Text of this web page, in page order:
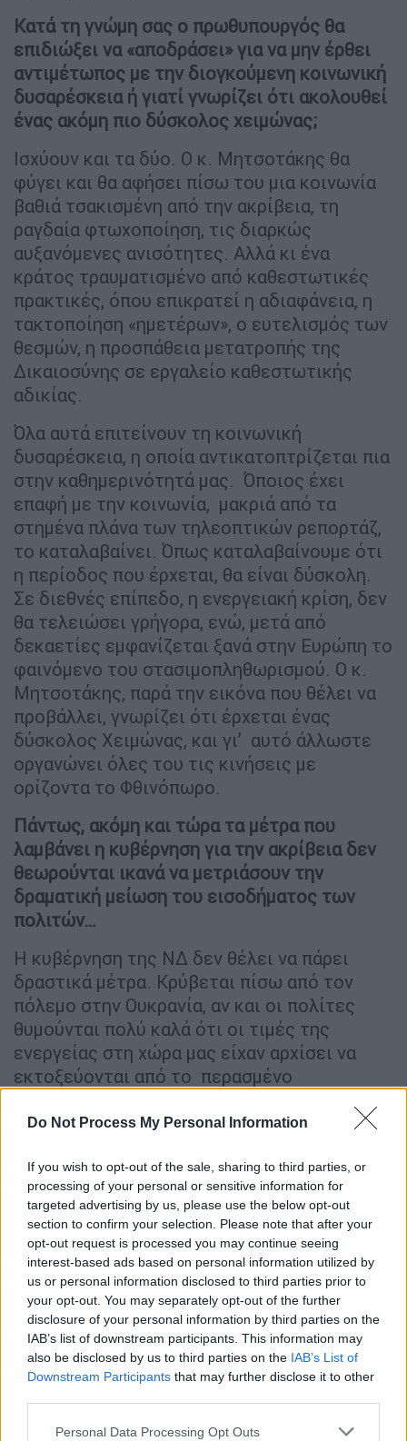
Do Not Process My Personal Information
If you wish to opt-out of the sale, sharing to third parties, or
processing of your personal or sensitive information for
targeted advertising by us, please use the below opt-out
section to confirm your selection. Please note that after your
opt-out request is processed you may continue seeing
interest-based ads based on personal information utilized by
us or personal information disclosed to third parties prior to
your opt-out. You may separately opt-out of the further
disclosure of your personal information by third parties on the
IAB’s list of downstream participants. This information may
also be disclosed by us to third parties on the IAB’s List of
Downstream Participants that may further disclose it to other
Please note that this website/app uses one or more Google
Personal Data Processing Opt Outs
Κατά τη γνώμη σας ο πρωθυπουργός θα
επιδιώξει να «αποδράσει» για να μην έρθει
αντιμέτωπος με την διογκούμενη κοινωνική
δυσαρέσκεια ή γιατί γνωρίζει ότι ακολουθεί
ένας ακόμη πιο δύσκολος χειμώνας;
Ισχύουν και τα δύο. Ο κ. Μητσοτάκης θα
φύγει και θα αφήσει πίσω του μια κοινωνία
βαθιά τσακισμένη από την ακρίβεια, τη
ραγδαία φτωχοποίηση, τις διαρκώς
αυξανόμενες ανισότητες. Αλλά κι ένα
κράτος τραυματισμένο από καθεστωτικές
πρακτικές, όπου επικρατεί η αδιαφάνεια, η
τακτοποίηση «ημετέρων», ο ευτελισμός των
θεσμών, η προσπάθεια μετατροπής της
Δικαιοσύνης σε εργαλείο καθεστωτικής
αδικίας.
Όλα αυτά επιτείνουν τη κοινωνική
δυσαρέσκεια, η οποία αντικατοπτρίζεται πια
στην καθημερινότητά μας. Όποιος έχει
επαφή με την κοινωνία, μακριά από τα
στημένα πλάνα των τηλεοπτικών ρεπορτάζ,
το καταλαβαίνει. Όπως καταλαβαίνουμε ότι
η περίοδος που έρχεται, θα είναι δύσκολη.
Σε διεθνές επίπεδο, η ενεργειακή κρίση, δεν
θα τελειώσει γρήγορα, ενώ, μετά από
δεκαετίες εμφανίζεται ξανά στην Ευρώπη το
φαινόμενο του στασιμοπληθωρισμού. Ο κ.
Μητσοτάκης, παρά την εικόνα που θέλει να
προβάλλει, γνωρίζει ότι έρχεται ένας
δύσκολος Χειμώνας, και γι’ αυτό άλλωστε
οργανώνει όλες του τις κινήσεις με
ορίζοντα το Φθινόπωρο.
Πάντως, ακόμη και τώρα τα μέτρα που
λαμβάνει η κυβέρνηση για την ακρίβεια δεν
θεωρούνται ικανά να μετριάσουν την
δραματική μείωση του εισοδήματος των
πολιτών…
Η κυβέρνηση της ΝΔ δεν θέλει να πάρει
δραστικά μέτρα. Κρύβεται πίσω από τον
πόλεμο στην Ουκρανία, αν και οι πολίτες
θυμούνται πολύ καλά ότι οι τιμές της
ενεργείας στη χώρα μας είχαν αρχίσει να
εκτοξεύονται από το περασμένο
εισβολή. Τα αποτελέσματα τα ζούμε.
μεγέθη. Στην ακρίβεια, στην τιμή του
ηλεκτρικού, στην τιμή της βενζίνης. Ο
βασικός μισθός έχει παραμείνει στα επίπεδα
του 2010. Τα λαϊκά νοικοκυριά, δεν τα
βγάζουν πέρα μετά την τρίτη, κάποιοι και
μετά την δεύτερη βδομάδα του μήνα. Η
πλειοψηφία των εργαζομένων δεν ξέρει πια
τι να πρωτοπληρώσει. Το ρεύμα ή το σούπερ
μάρκετ; Τα φροντιστήρια των παιδιών τους
ή τη βενζίνη για να πάνε στη δουλειά τους;
Και τι κάνει για όλα αυτά ο κ. Μητσοτάκης;
Προσπαθεί να προστατεύσει τα υπερκέρδη